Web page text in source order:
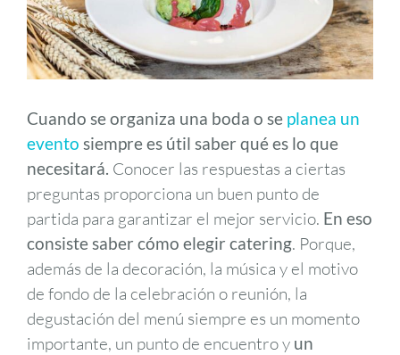
Cuando se organiza una boda o se planea un
evento siempre es útil saber qué es lo que
necesitará. Conocer las respuestas a ciertas
preguntas proporciona un buen punto de
partida para garantizar el mejor servicio. En eso
consiste saber cómo elegir catering. Porque,
además de la decoración, la música y el motivo
de fondo de la celebración o reunión, la
degustación del menú siempre es un momento
importante, un punto de encuentro y un